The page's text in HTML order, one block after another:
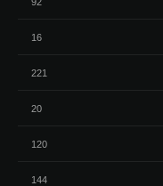
16
221
20
120
144